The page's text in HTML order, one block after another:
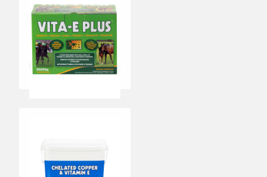
Ajouter au
panier
Ajouter au
panier